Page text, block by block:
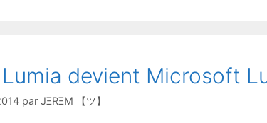
devient Microsoft
par JΞRΞM 【ツ】